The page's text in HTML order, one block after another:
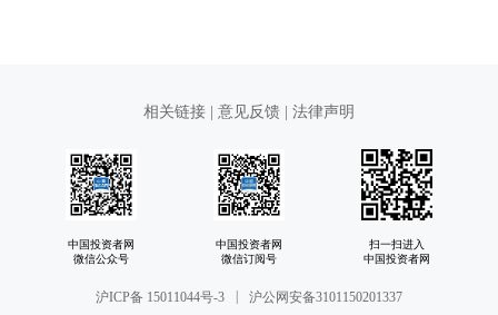
相关链接 | 意见反馈 | 法律声明
中国投资者网
微信公众号
中国投资者网
微信订阅号
扫一扫进入
中国投资者网
沪ICP备 15011044号-3 | 沪公网安备3101150201337